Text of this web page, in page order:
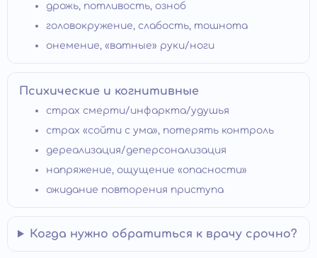
дрожь, потливость, озноб
головокружение, слабость, тошнота
онемение, «ватные» руки/ноги
Психические и когнитивные
страх смерти/инфаркта/удушья
страх «сойти с ума», потерять контроль
дереализация/деперсонализация
напряжение, ощущение «опасности»
ожидание повторения приступа
Когда нужно обратиться к врачу срочно?